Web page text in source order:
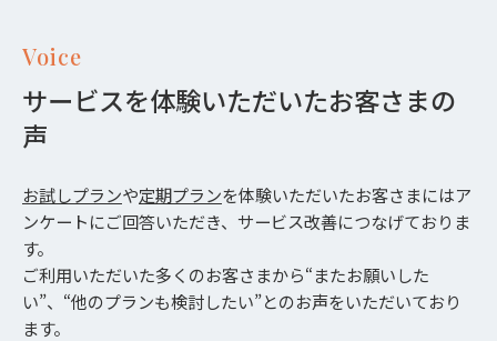
Voice
サービスを体験いただいたお客さまの
声
お試しプランや定期プランを体験いただいたお客さまにはア
ンケートにご回答いただき、サービス改善につなげておりま
す。
ご利用いただいた多くのお客さまから“またお願いした
い”、“他のプランも検討したい”とのお声をいただいており
ます。